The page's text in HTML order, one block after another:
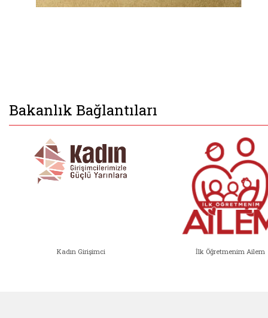
Bakanlık Bağlantıları
Kadın Girişimci İlk Öğretmenim Ailem